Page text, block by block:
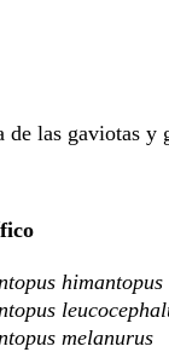
las gaviotas y
himantopus
melanurus